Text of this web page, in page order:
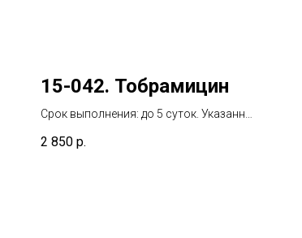
15-042. Тобрамицин
Срок выполнения: до 5 суток. Указанный
биоматериала
2 850 р.